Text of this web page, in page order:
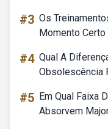
#3 Os
Momento
#4 Qual A
Obsolescência
#5 Em Qual Faixa
Absorvem